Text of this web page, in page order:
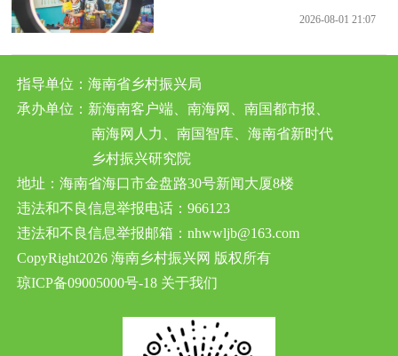
2026-08-01 21:07
指导单位：海南省乡村振兴局
承办单位：新海南客户端、南海网、南国都市报、
南海网人力、南国智库、海南省新时代
乡村振兴研究院
地址：海南省海口市金盘路30号新闻大厦8楼
违法和不良信息举报电话：966123
违法和不良信息举报邮箱：nhwwljb@163.com
CopyRight2026 海南乡村振兴网 版权所有
琼ICP备09005000号-18 关于我们